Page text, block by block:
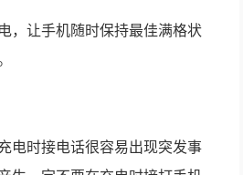
，让手机随时保持最佳满格状
电时接电话很容易出现突发事